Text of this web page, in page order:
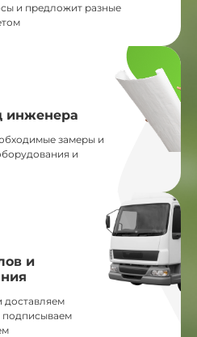
и предложит разные
инженера
замеры и
и
и
доставляем
подписываем